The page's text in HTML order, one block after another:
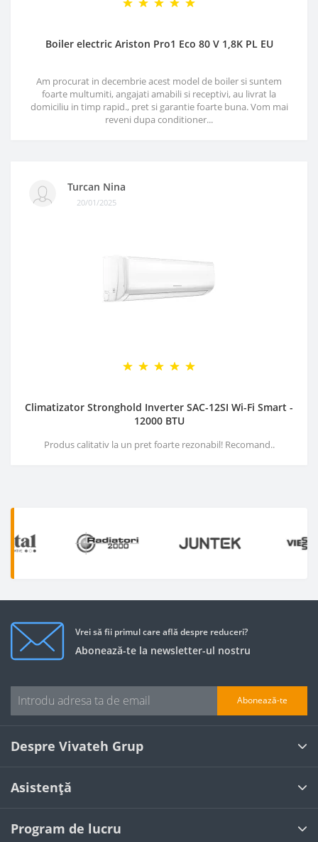
Boiler electric Ariston Pro1 Eco 80 V 1,8K PL EU
Am procurat in decembrie acest model de boiler si suntem
foarte multumiti, angajati amabili si receptivi, au livrat la
domiciliu in timp rapid., pret si garantie foarte buna. Vom mai
reveni dupa conditioner...
Turcan Nina
20/01/2025
Climatizator Stronghold Inverter SAC-12SI Wi-Fi Smart -
12000 BTU
Produs calitativ la un pret foarte rezonabil! Recomand..
Vrei să fii primul care află despre reduceri?
Abonează-te la newsletter-ul nostru
Abonează-te
Despre Vivateh Grup
Asistență
Program de lucru